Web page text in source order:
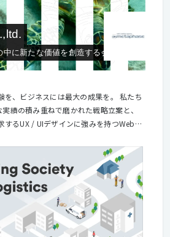
に新たな価値を創造する会社。
ビジネスには最大の成果を。 私たち
績の積み重ねで磨かれた戦略立案と、
するUX / UIデザインに強みを持つWeb制
良の体験を提供し、 お客様のビジネス
をします。 「デザイン」とは
の考えるデザインの役割とは、ユーザー
サービスやプロダクトの本質的な価値を
ます。 そのため、お客様のビジネスへ
と考えています。